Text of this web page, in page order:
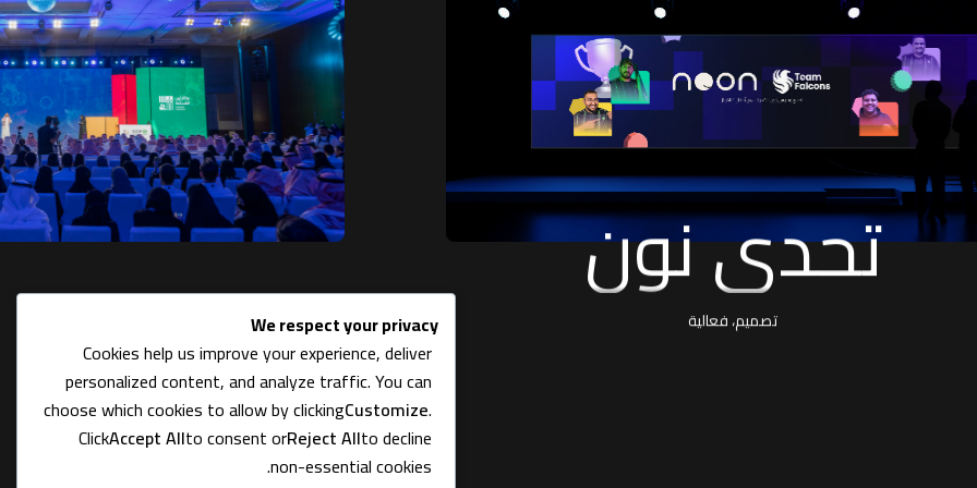
تحدي نون
فود ستيديو
تصميم، فعالية
We respect your privacy
Cookies help us improve your experience, deliver
personalized content, and analyze traffic. You can
choose which cookies to allow by clickingCustomize.
ClickAccept Allto consent orReject Allto decline
non-essential cookies.